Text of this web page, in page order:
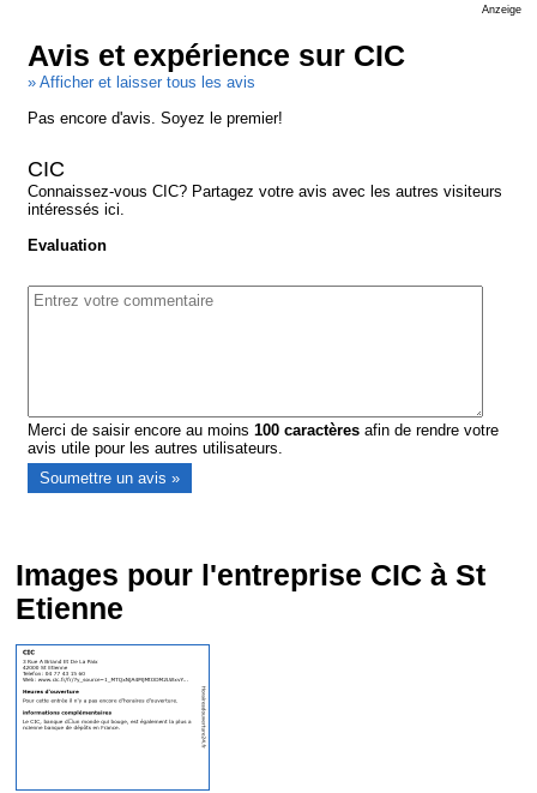
Anzeige
Avis et expérience sur CIC
» Afficher et laisser tous les avis
Pas encore d'avis. Soyez le premier!
CIC
Connaissez-vous CIC? Partagez votre avis avec les autres visiteurs
intéressés ici.
Evaluation
Merci de saisir encore au moins100 caractères afin de rendre votre
avis utile pour les autres utilisateurs.
Images pour l'entreprise CIC à St
Etienne